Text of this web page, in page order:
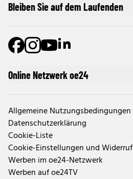
Online Netzwerk oe24
Allgemeine Nutzungsbedingungen
Datenschutzerklärung
Cookie-Liste
Cookie-Einstellungen und Widerruf
Werben im oe24-Netzwerk
Werben auf oe24TV
Bleiben Sie auf dem Laufenden